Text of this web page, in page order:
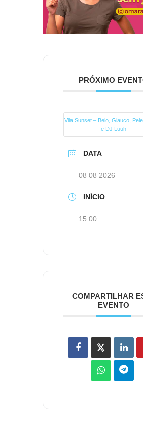
PRÓXIMO
Vila Sunset – Belo, Glauco,
e DJ Luuh
DATA
08 08 2026
INÍCIO
15:00
COMPARTILHAR
EVENTO